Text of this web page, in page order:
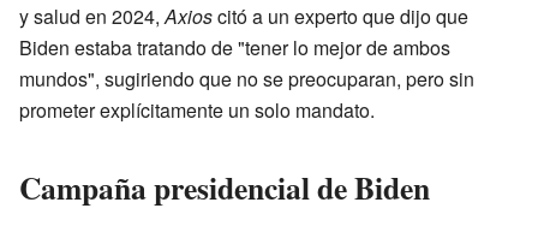
y salud en 2024, Axioscitó a un experto que dijo que
Biden estaba tratando de "tener lo mejor de ambos
mundos", sugiriendo que no se preocuparan, pero sin
prometer explícitamente un solo mandato.
Campaña presidencial de Biden